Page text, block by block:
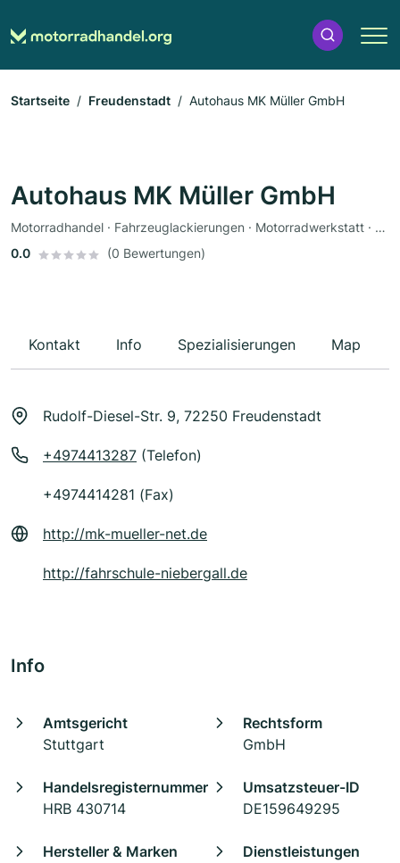
Startseite Freudenstadt Autohaus MK Müller GmbH
Autohaus MK Müller GmbH
Motorradhandel · Fahrzeuglackierungen · Motorradwerkstatt · Werkstatt · Ersatzteile · Motorradzubehör · Bekleidungsgeschäft · Motorradservice
0.0
(0 Bewertungen)
Kontakt Info Spezialisierungen Map
Rudolf-Diesel-Str. 9, 72250 Freudenstadt
+4974413287 (Telefon)
+4974414281 (Fax)
http://mk-mueller-net.de
http://fahrschule-niebergall.de
Info
Amtsgericht
Stuttgart
Rechtsform
GmbH
Handelsregisternummer
HRB 430714
Umsatzsteuer-ID
DE159649295
Hersteller & Marken
Dienstleistungen